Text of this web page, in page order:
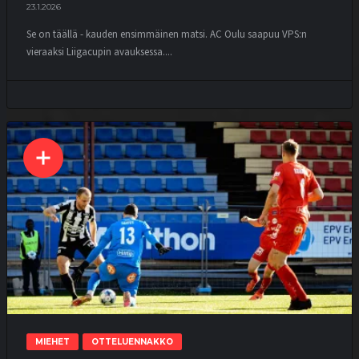
23.1.2026
Se on täällä - kauden ensimmäinen matsi. AC Oulu saapuu VPS:n
vieraaksi Liigacupin avauksessa....
MIEHET OTTELUENNAKKO